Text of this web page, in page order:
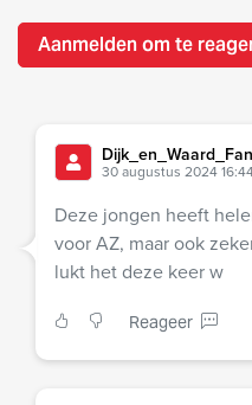
Aanmelden om te
30 augustus 2024
Deze jongen heeft
voor AZ, maar ook
lukt het deze keer w
Reageer